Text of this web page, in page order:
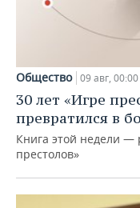
Общество 09 авг, 00:00
30 лет «Игре
превратился в
Книга этой недели
престолов»